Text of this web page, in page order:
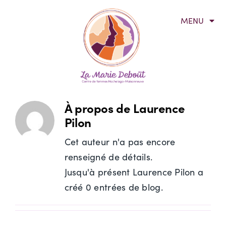
MENU
Programmation
À propos de Laurence
Pilon
Cet auteur n'a pas encore
renseigné de détails.
Jusqu'à présent Laurence Pilon a
créé 0 entrées de blog.